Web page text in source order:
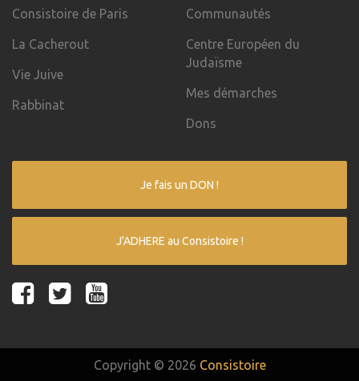
Consistoire de Paris
La Cacherout
Vie Juive
Rabbinat
Communautés
Centre Européen du
Judaïsme
Mes démarches
Dons
Je fais un DON !
J'ADHERE au Consistoire !
Copyright © 2026 Consistoire